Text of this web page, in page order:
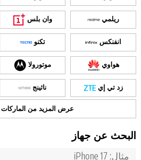
ريلمي وان بلس
انفنكس تكنو
هواوي موتورولا
زد تي إي ناثينج
عرض المزيد من الماركات
البحث عن جهاز